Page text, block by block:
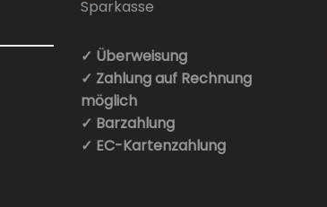
✓ Überweisung
✓ Zahlung auf Rechnung
möglich
✓ Barzahlung
✓ EC-Kartenzahlung